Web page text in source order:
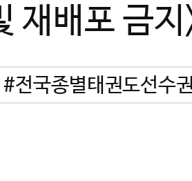
재배포 금지